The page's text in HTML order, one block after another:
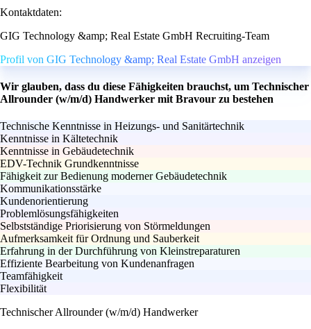
Kontaktdaten:
GIG Technology &amp; Real Estate GmbH Recruiting-Team
Profil von GIG Technology &amp; Real Estate GmbH anzeigen
Wir glauben, dass du diese Fähigkeiten brauchst, um Technischer
Allrounder (w/m/d) Handwerker mit Bravour zu bestehen
Technische Kenntnisse in Heizungs- und Sanitärtechnik
Kenntnisse in Kältetechnik
Kenntnisse in Gebäudetechnik
EDV-Technik Grundkenntnisse
Fähigkeit zur Bedienung moderner Gebäudetechnik
Kommunikationsstärke
Kundenorientierung
Problemlösungsfähigkeiten
Selbstständige Priorisierung von Störmeldungen
Aufmerksamkeit für Ordnung und Sauberkeit
Erfahrung in der Durchführung von Kleinstreparaturen
Effiziente Bearbeitung von Kundenanfragen
Teamfähigkeit
Flexibilität
Technischer Allrounder (w/m/d) Handwerker